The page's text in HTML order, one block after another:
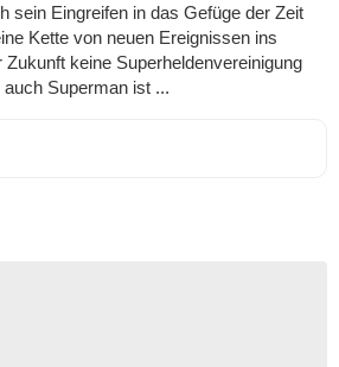
sein Eingreifen in das Gefüge der Zeit
Kette von neuen Ereignissen ins
Zukunft keine Superheldenvereinigung
Superman ist ...